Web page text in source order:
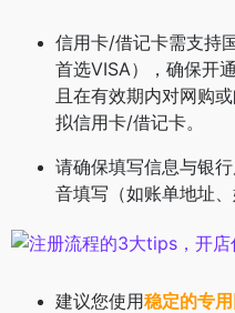
信用卡/借记卡需支持
首选VISA），确保开
且在有效期内对网购
拟信用卡/借记卡。
请确保填写信息与银
音填写（如账单地址、
建议您使用稳定的专